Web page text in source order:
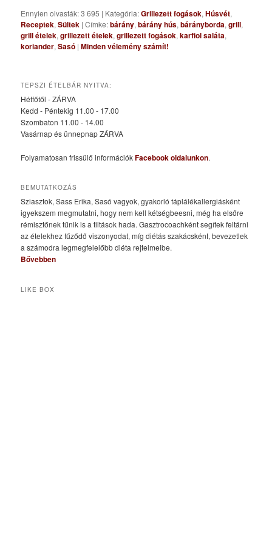
Ennyien olvasták: 3 695 | Kategória:Grillezett fogások,Húsvét,
Receptek,Sültek |Címke:bárány,bárány hús,bárányborda,grill,
grill ételek,grillezett ételek,grillezett fogások,karfiol saláta,
koriander,Sasó |Minden vélemény számít!
TEPSZI ÉTELBÁR NYITVA:
Hétfőtől - ZÁRVA
Kedd - Péntekig 11.00 - 17.00
Szombaton 11.00 - 14.00
Vasárnap és ünnepnap ZÁRVA
Folyamatosan frissülő információkFacebook oldalunkon.
BEMUTATKOZÁS
Sziasztok, Sass Erika, Sasó vagyok, gyakorló táplálékallergiásként
igyekszem megmutatni, hogy nem kell kétségbeesni, még ha elsőre
rémisztőnek tűnik is a tiltások hada. Gasztrocoachként segítek feltárni
az ételekhez fűződő viszonyodat, míg diétás szakácsként, bevezetlek
a számodra legmegfelelőbb diéta rejtelmeibe.
Bővebben
LIKE BOX